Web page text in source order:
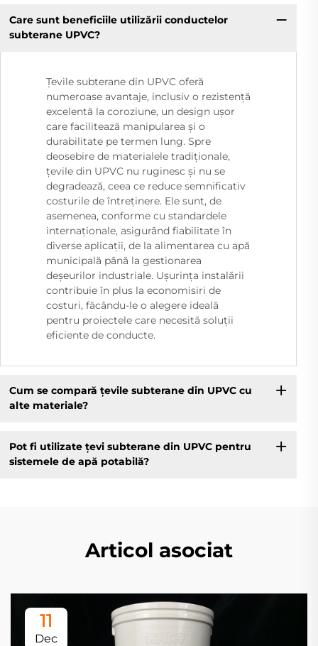
Care sunt beneficiile utilizării conductelor
subterane UPVC?
Țevile subterane din UPVC oferă
numeroase avantaje, inclusiv o rezistență
excelentă la coroziune, un design ușor
care facilitează manipularea și o
durabilitate pe termen lung. Spre
deosebire de materialele tradiționale,
țevile din UPVC nu ruginesc și nu se
degradează, ceea ce reduce semnificativ
costurile de întreținere. Ele sunt, de
asemenea, conforme cu standardele
internaționale, asigurând fiabilitate în
diverse aplicații, de la alimentarea cu apă
municipală până la gestionarea
deșeurilor industriale. Ușurința instalării
contribuie în plus la economisiri de
costuri, făcându-le o alegere ideală
pentru proiectele care necesită soluții
eficiente de conducte.
Cum se compară țevile subterane din UPVC cu
alte materiale?
Pot fi utilizate țevi subterane din UPVC pentru
sistemele de apă potabilă?
Articol asociat
11
Dec